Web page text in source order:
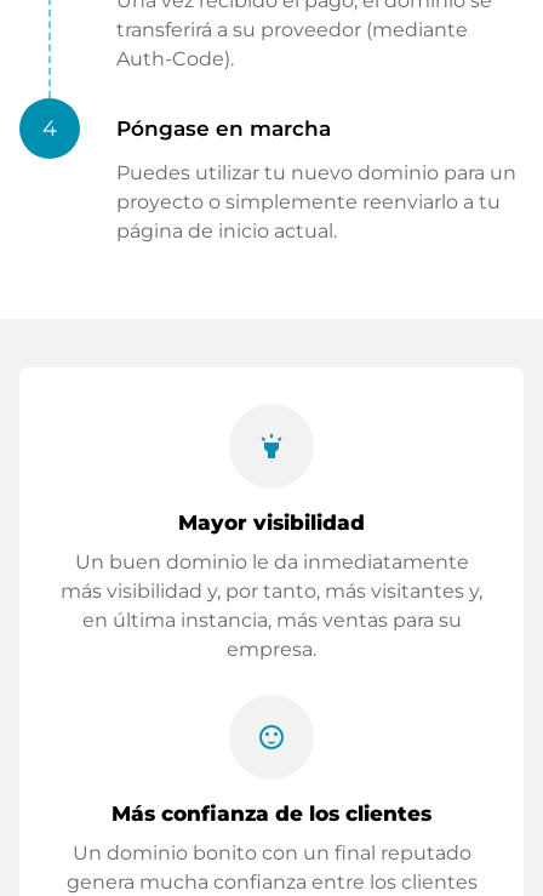
transferirá a su proveedor (mediante
Auth-Code).
4 Póngase en marcha
Puedes utilizar tu nuevo dominio para un
proyecto o simplemente reenviarlo a tu
página de inicio actual.
highlight
Mayor visibilidad
Un buen dominio le da inmediatamente
más visibilidad y, por tanto, más visitantes y,
en última instancia, más ventas para su
empresa.
sentiment_satisfied
Más confianza de los clientes
Un dominio bonito con un final reputado
genera mucha confianza entre los clientes